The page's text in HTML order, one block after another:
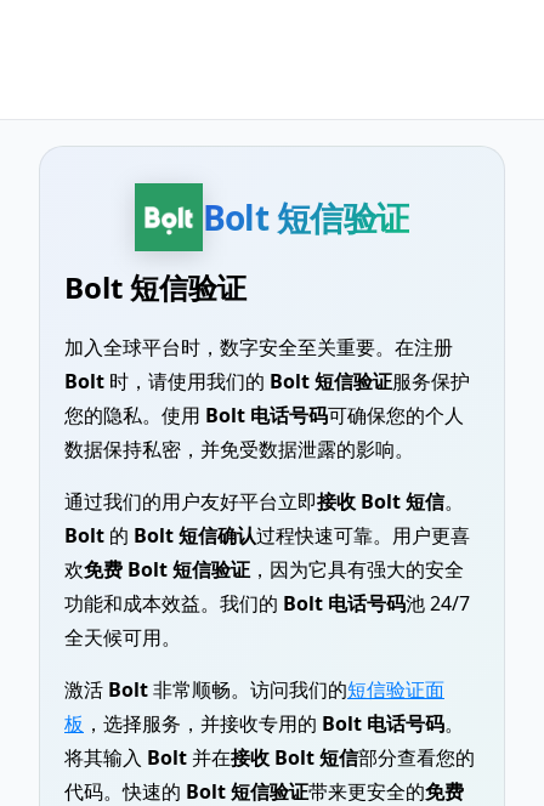
Bolt 短信验证
Bolt 短信验证
加入全球平台时，数字安全至关重要。在注册
Bolt 时，请使用我们的 Bolt 短信验证服务保护
您的隐私。使用 Bolt 电话号码可确保您的个人
数据保持私密，并免受数据泄露的影响。
通过我们的用户友好平台立即接收 Bolt 短信。
Bolt 的 Bolt 短信确认过程快速可靠。用户更喜
欢免费 Bolt 短信验证 ，因为它具有强大的安全
功能和成本效益。我们的 Bolt 电话号码池 24/7
全天候可用。
激活 Bolt非常顺畅。访问我们的短信验证面
板 ，选择服务，并接收专用的 Bolt 电话号码。
将其输入 Bolt并在接收 Bolt 短信部分查看您的
代码。快速的 Bolt 短信验证带来更安全的免费